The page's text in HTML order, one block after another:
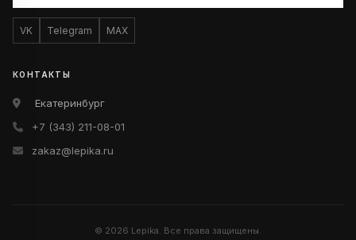
VK Telegram MAX
КОНТАКТЫ
Екатеринбург
+7 (343) 211-08-01
zakaz@lepika.ru
© 2026 Lepika. Все права защищены.